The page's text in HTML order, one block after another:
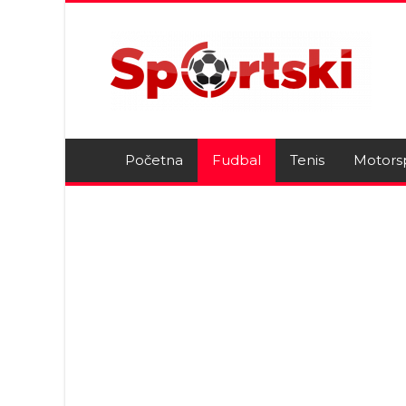
Početna Fudbal Tenis